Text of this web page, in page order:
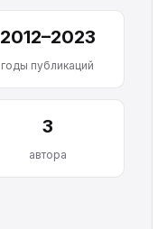
2012–2023
годы публикаций
3
автора